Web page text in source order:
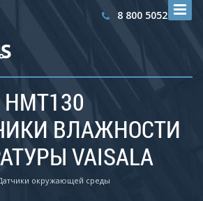
8 800 5052792
ВЛАЖНОСТИ
VAISALA
окружающей среды